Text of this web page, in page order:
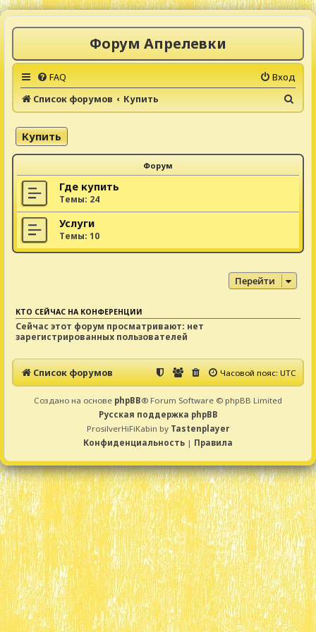
Форум Апрелевки
FAQ
Вход
Список форумов
Купить
о
с
Купить
Форум
Где купить
Темы: 24
Услуги
Темы: 10
Перейти
КТО СЕЙЧАС НА КОНФЕРЕНЦИИ
Сейчас этот форум просматривают: нет
зарегистрированных пользователей
Список форумов Часовой пояс:UTC
Создано на основе phpBB® Forum Software © phpBB Limited
Русская поддержка phpBB
ProsilverHiFiKabin by Tastenplayer
Конфиденциальность | Правила